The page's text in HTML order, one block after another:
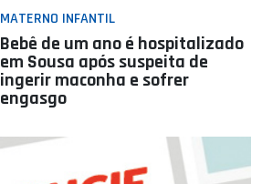
MATERNO INFANTIL
Bebê de um ano é hospitalizado
em Sousa após suspeita de
ingerir maconha e sofrer
engasgo